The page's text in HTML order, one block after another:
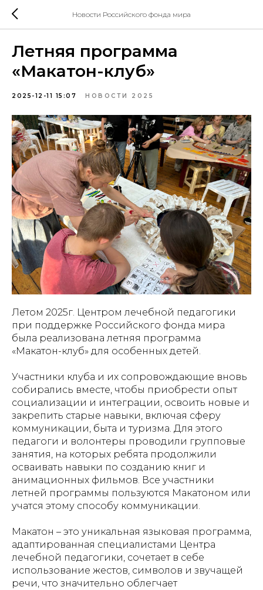
Новости Российского фонда мира
Летняя программа
«Макатон-клуб»
2025-12-11 15:07 НОВОСТИ 2025
Летом 2025г. Центром лечебной педагогики
при поддержке Российского фонда мира
была реализована летняя программа
«Макатон-клуб» для особенных детей.
Участники клуба и их сопровождающие вновь
собирались вместе, чтобы приобрести опыт
социализации и интеграции, освоить новые и
закрепить старые навыки, включая сферу
коммуникации, быта и туризма. Для этого
педагоги и волонтеры проводили групповые
занятия, на которых ребята продолжили
осваивать навыки по созданию книг и
анимационных фильмов. Все участники
летней программы пользуются Макатоном или
учатся этому способу коммуникации.
Макатон – это уникальная языковая программа,
адаптированная специалистами Центра
лечебной педагогики, сочетает в себе
использование жестов, символов и звучащей
речи, что значительно облегчает